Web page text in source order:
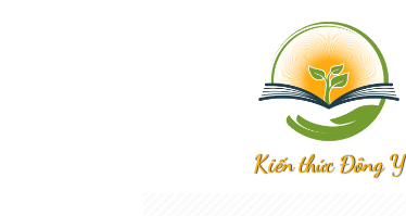
Kiến thức Đông Y